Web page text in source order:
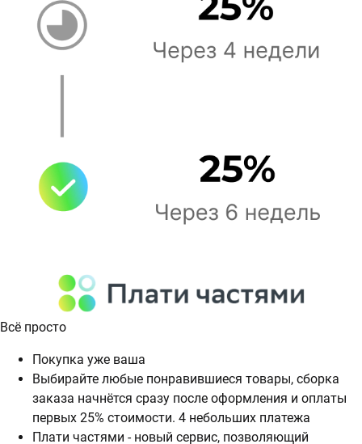
Всё просто
Покупка уже ваша
Выбирайте любые понравившиеся товары, сборка
заказа начнётся сразу после оформления и оплаты
первых 25% стоимости. 4 небольших платежа
Плати частями - новый сервис, позволяющий